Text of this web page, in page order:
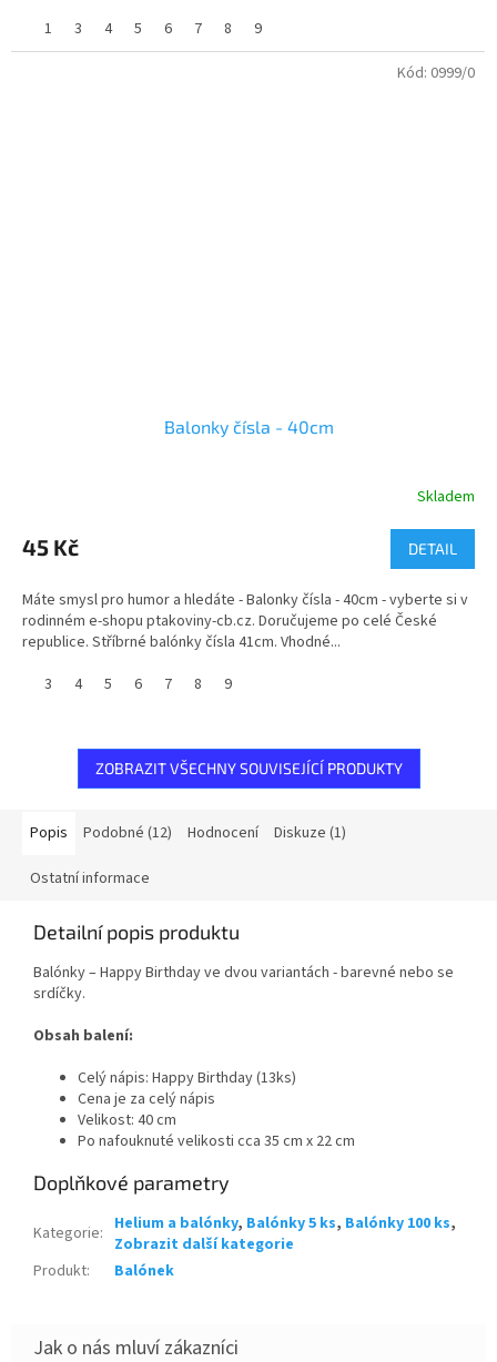
1
3 4 5 6 7 8 9
Balonky čísla - 40cm
Skladem
45 Kč DETAIL
Máte smysl pro humor a hledáte - Balonky čísla - 40cm - vyberte si v
rodinném e-shopu ptakoviny-cb.cz. Doručujeme po celé České
republice. Stříbrné balónky čísla 41cm. Vhodné...
3
4 5 6 7 8 9
Kód: 0999/0
ZOBRAZIT VŠECHNY SOUVISEJÍCÍ PRODUKTY
Popis Podobné (12) Hodnocení Diskuze (1)
Ostatní informace
Detailní popis produktu
Balónky – Happy Birthday ve dvou variantách - barevné nebo se
srdíčky.
Obsah balení:
Celý nápis: Happy Birthday (13ks)
Cena je za celý nápis
Velikost: 40 cm
Po nafouknuté velikosti cca 35 cm x 22 cm
Doplňkové parametry
Kategorie: Helium a balónky, Balónky 5 ks, Balónky 100 ks,
Zobrazit další kategorie
Produkt: Balónek